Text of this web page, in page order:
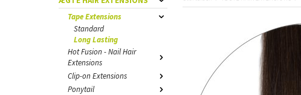
Tape Extensions
Standard
Long Lasting
Hot Fusion - Nail Hair
Extensions
Clip-on Extensions
Ponytail